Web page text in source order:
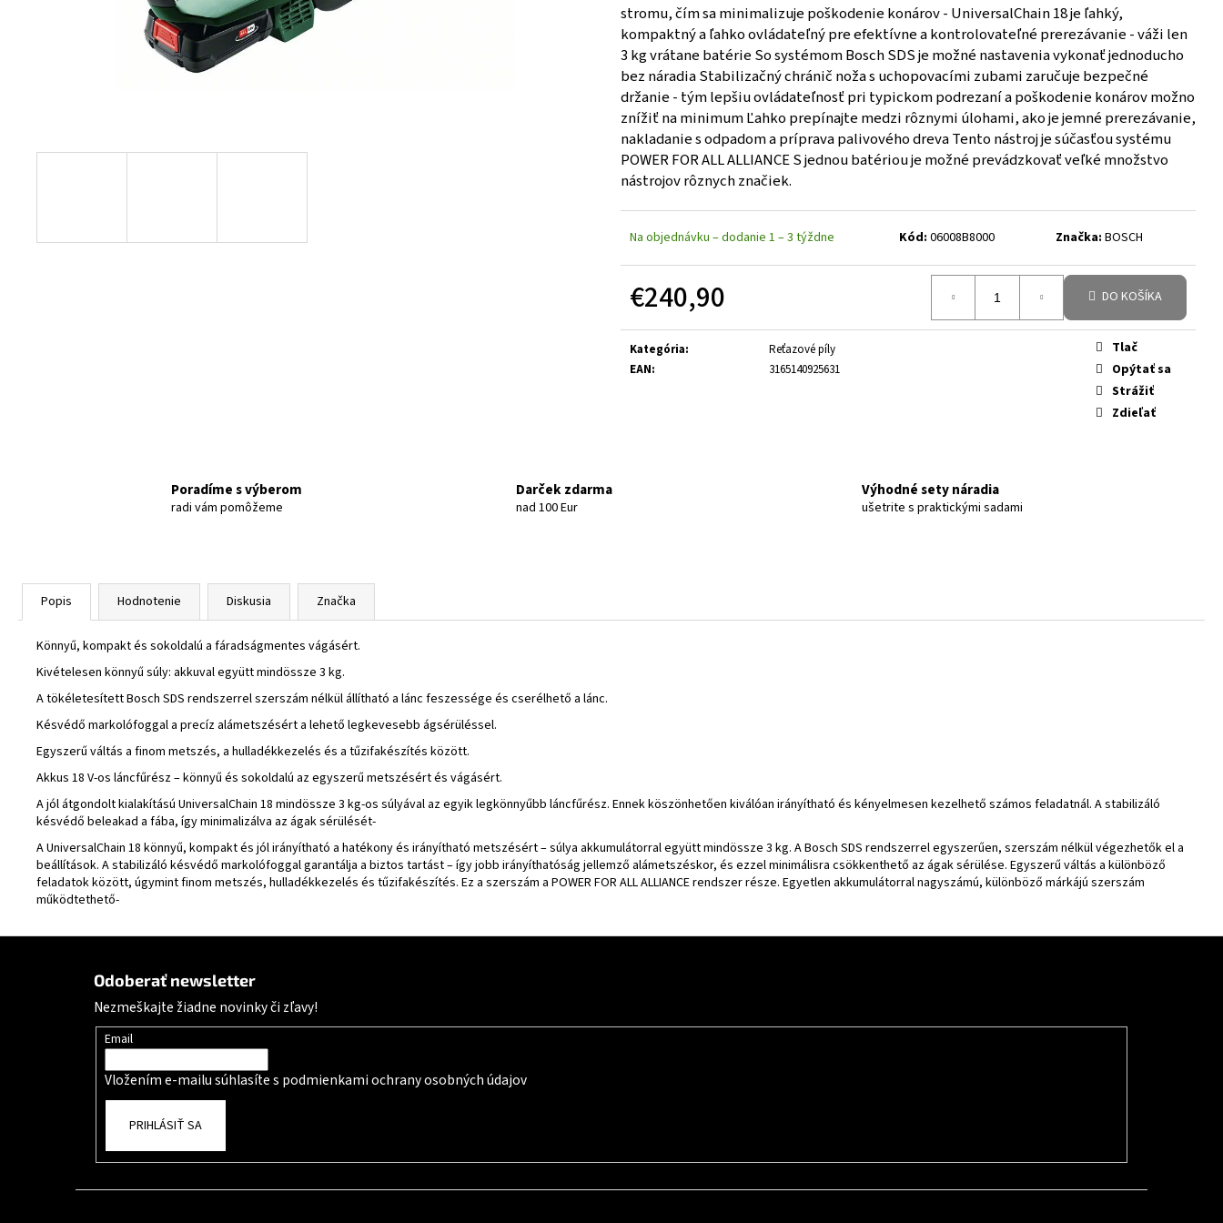
stromu, čím sa minimalizuje poškodenie konárov - UniversalChain 18 je ľahký,
kompaktný a ľahko ovládateľný pre efektívne a kontrolovateľné prerezávanie - váži len
3 kg vrátane batérie So systémom Bosch SDS je možné nastavenia vykonať jednoducho
bez náradia Stabilizačný chránič noža s uchopovacími zubami zaručuje bezpečné
držanie - tým lepšiu ovládateľnosť pri typickom podrezaní a poškodenie konárov možno
znížiť na minimum Ľahko prepínajte medzi rôznymi úlohami, ako je jemné prerezávanie,
nakladanie s odpadom a príprava palivového dreva Tento nástroj je súčasťou systému
POWER FOR ALL ALLIANCE S jednou batériou je možné prevádzkovať veľké množstvo
nástrojov rôznych značiek.
Na objednávku – dodanie 1 – 3 týždne Kód: 06008B8000 Značka:BOSCH
€240,90 DO KOŠÍKA
Kategória:
Reťazové píly
EAN: 3165140925631
Tlač
Opýtať sa
Strážiť
Zdieľať
Poradíme s výberom
radi vám pomôžeme
Darček zdarma
nad 100 Eur
Výhodné sety náradia
ušetrite s praktickými sadami
Popis Hodnotenie Diskusia Značka
Könnyű, kompakt és sokoldalú a fáradságmentes vágásért.
Kivételesen könnyű súly: akkuval együtt mindössze 3 kg.
A tökéletesített Bosch SDS rendszerrel szerszám nélkül állítható a lánc feszessége és cserélhető a lánc.
Késvédő markolófoggal a precíz alámetszésért a lehető legkevesebb ágsérüléssel.
Egyszerű váltás a finom metszés, a hulladékkezelés és a tűzifakészítés között.
Akkus 18 V-os láncfűrész – könnyű és sokoldalú az egyszerű metszésért és vágásért.
A jól átgondolt kialakítású UniversalChain 18 mindössze 3 kg-os súlyával az egyik legkönnyűbb láncfűrész. Ennek köszönhetően kiválóan irányítható és kényelmesen kezelhető számos feladatnál. A stabilizáló
késvédő beleakad a fába, így minimalizálva az ágak sérülését-
A UniversalChain 18 könnyű, kompakt és jól irányítható a hatékony és irányítható metszésért – súlya akkumulátorral együtt mindössze 3 kg. A Bosch SDS rendszerrel egyszerűen, szerszám nélkül végezhetők el a
beállítások. A stabilizáló késvédő markolófoggal garantálja a biztos tartást – így jobb irányíthatóság jellemző alámetszéskor, és ezzel minimálisra csökkenthető az ágak sérülése. Egyszerű váltás a különböző
feladatok között, úgymint finom metszés, hulladékkezelés és tűzifakészítés. Ez a szerszám a POWER FOR ALL ALLIANCE rendszer része. Egyetlen akkumulátorral nagyszámú, különböző márkájú szerszám
működtethető-
Odoberať newsletter
Nezmeškajte žiadne novinky či zľavy!
Email
Vložením e-mailu súhlasíte s podmienkami ochrany osobných údajov
PRIHLÁSIŤ SA